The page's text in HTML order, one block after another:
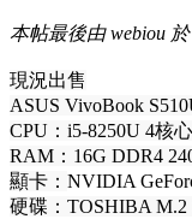
本帖最後由 webiou
現況出售
ASUS VivoBook
CPU：i5-8250U 4核
RAM：16G DDR4
顯卡： NVIDIA
硬碟：TOSHIBA M.2